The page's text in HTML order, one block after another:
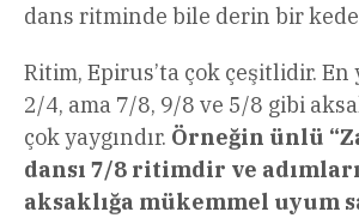
dans ritminde bile derin bir
Ritim, Epirus’ta çok çeşitlidir. En
2/4, ama 7/8, 9/8 ve 5/8 gibi
çok yaygındır. Örneğin ünlü
dansı 7/8 ritimdir ve
aksaklığa mükemmel uyum